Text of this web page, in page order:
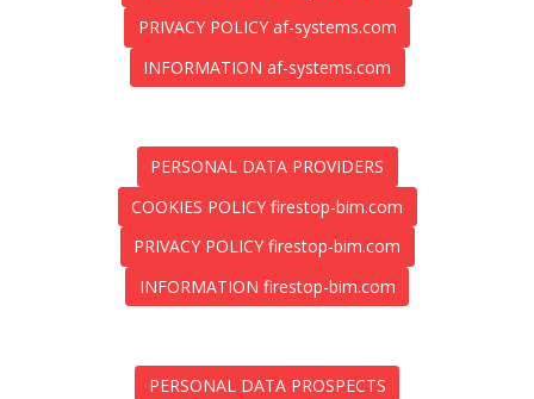
PRIVACY POLICY af-systems.com
INFORMATION af-systems.com
PERSONAL DATA PROVIDERS
COOKIES POLICY firestop-bim.com
PRIVACY POLICY firestop-bim.com
INFORMATION firestop-bim.com
PERSONAL DATA PROSPECTS